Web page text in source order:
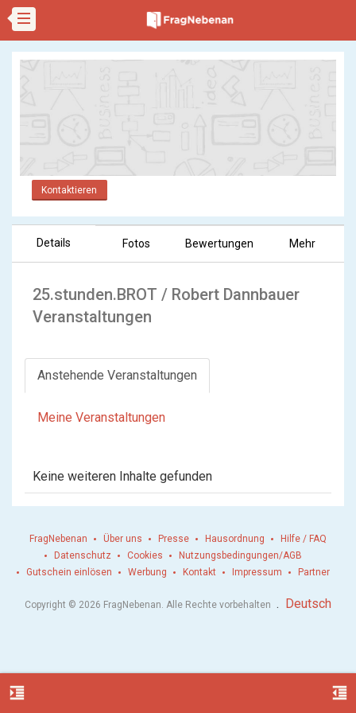
Kontaktieren
Details Fotos Bewertungen Mehr
25.stunden.BROT / Robert Dannbauer
Veranstaltungen
Anstehende Veranstaltungen
Meine Veranstaltungen
Keine weiteren Inhalte gefunden
format_indent_increase format_indent_decrease
FragNebenan Über uns Presse Hausordnung
Hilfe / FAQ
Datenschutz
Cookies
Nutzungsbedingungen/AGB
Gutschein einlösen
Werbung Kontakt Impressum Partner
Copyright © 2026 FragNebenan. Alle Rechte vorbehalten . Deutsch